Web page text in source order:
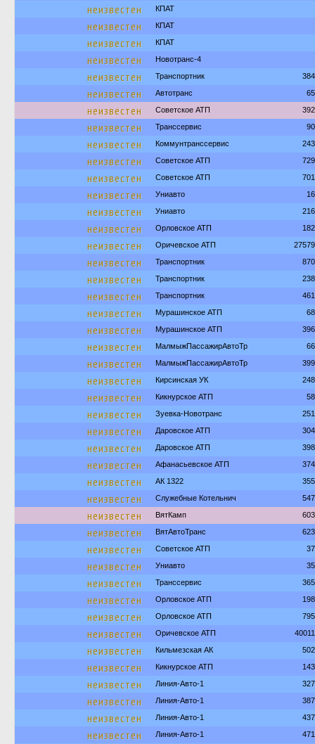
неизвестен КПАТ
неизвестен КПАТ
неизвестен КПАТ
неизвестен Новотранс-4
неизвестен Транспортник
неизвестен Автотранс
неизвестен Советское АТП
неизвестен Транссервис
неизвестен Коммунтранссервис
неизвестен Советское АТП
неизвестен Советское АТП
неизвестен Униавто
неизвестен Униавто
неизвестен Орловское АТП
неизвестен Оричевское АТП
неизвестен Транспортник
неизвестен Транспортник
неизвестен Транспортник
неизвестен Мурашинское АТП
неизвестен Мурашинское АТП
неизвестен МалмыжПассажирАвтоТр
неизвестен МалмыжПассажирАвтоТр
неизвестен Кирсинская УК
неизвестен Кикнурское АТП
неизвестен Зуевка-Новотранс
неизвестен Даровское АТП
неизвестен Даровское АТП
неизвестен Афанасьевское АТП
неизвестен АК 1322
неизвестен Служебные Котельнич
неизвестен ВятКамп
неизвестен ВятАвтоТранс
неизвестен Советское АТП
неизвестен Униавто
неизвестен Транссервис
неизвестен Орловское АТП
неизвестен Орловское АТП
неизвестен Оричевское АТП
неизвестен Кильмезская АК
неизвестен Кикнурское АТП
неизвестен Линия-Авто-1
неизвестен Линия-Авто-1
неизвестен Линия-Авто-1
неизвестен Линия-Авто-1